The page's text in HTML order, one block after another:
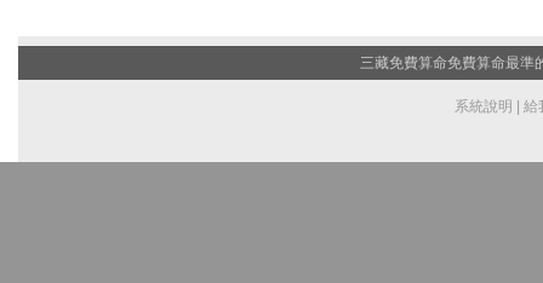
三藏免費算命免費算命最準
系統說明 給